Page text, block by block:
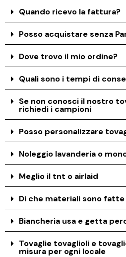
Quando ricevo la fattura?
Posso acquistare senza
Dove trovo il mio ordine?
Quali sono i tempi di
Se non conosci il nostro
richiedi i campioni
Posso personalizzare
Noleggio lavanderia o
Meglio il tnt o airlaid
Di che materiali sono
Biancheria usa e getta
Tovaglie tovaglioli e
misura per ogni locale